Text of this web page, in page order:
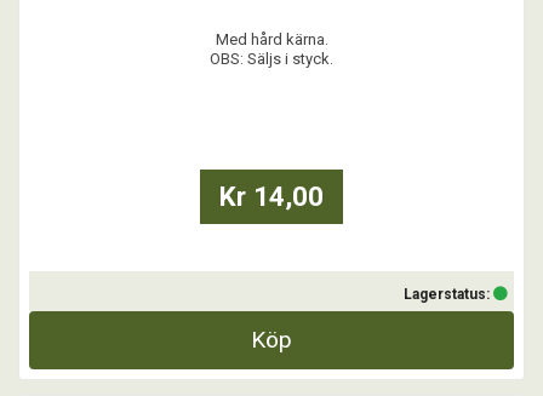
Med hård kärna.
OBS: Säljs i styck.
Kr 14,00
Lagerstatus:
Köp